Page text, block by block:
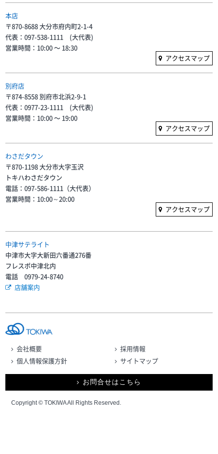
本店
〒870-8688 大分市府内町2-1-4
代表：097-538-1111 (大代表)
営業時間：10:00 〜 18:30
アクセスマップ
別府店
〒874-8558 別府市北浜2-9-1
代表：0977-23-1111 (大代表)
営業時間：10:00 〜 19:00
アクセスマップ
わさだタウン
〒870-1198 大分市大字玉沢
トキハわさだタウン
電話：097-586-1111（大代表）
営業時間：10:00～20:00
アクセスマップ
中津サテライト
中津市大字大新田六番通276番
フレスポ中津北内
電話 0979-24-8740
店舗案内
会社概要
採用情報
個人情報保護方針
サイトマップ
お問合せはこちら
Copyright © TOKIWA All Rights Reserved.